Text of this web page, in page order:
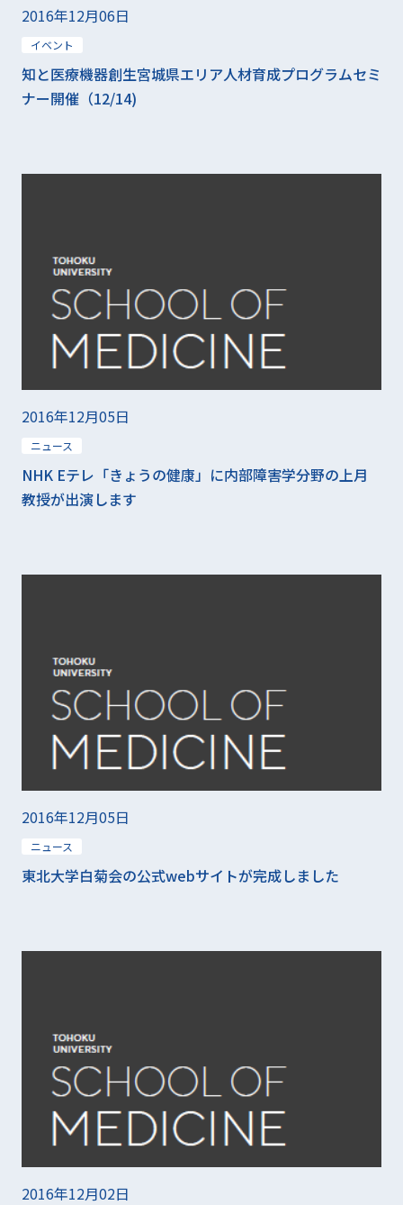
2016年12月06日
イベント
知と医療機器創生宮城県エリア人材育成プログラムセミ
ナー開催（12/14)
2016年12月05日
ニュース
NHK Eテレ「きょうの健康」に内部障害学分野の上月
教授が出演します
2016年12月05日
ニュース
東北大学白菊会の公式webサイトが完成しました
2016年12月02日